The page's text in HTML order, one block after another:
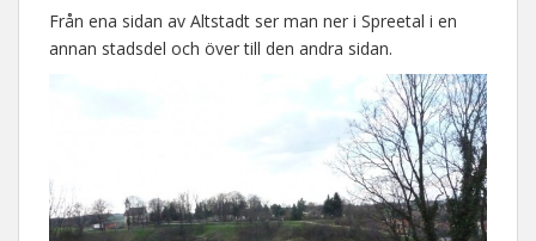
Från ena sidan av Altstadt ser man ner i Spreetal i en
annan stadsdel och över till den andra sidan.